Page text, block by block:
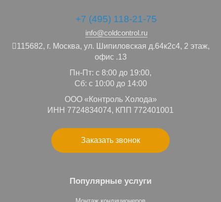
+7 (495) 118-21-75
info@coldcontrol.ru
115682, г. Москва, ул. Шипиловская д.64к2с4, 2 этаж,
офис .13
Пн-Пт: с 8:00 до 19:00,
Сб: с 10:00 до 14:00
ООО «Контроль Холода»
ИНН 7724834074, КПП 772401001
Заказать звонок
Популярные услуги